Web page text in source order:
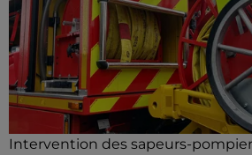
Intervention des sapeurs-